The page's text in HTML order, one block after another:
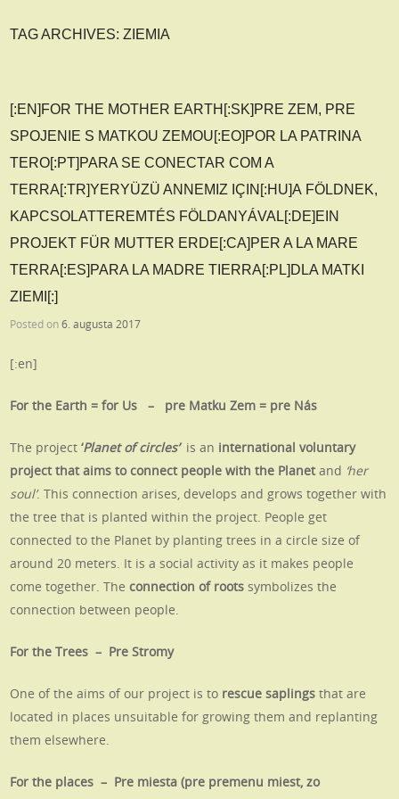
TAG ARCHIVES:ZIEMIA
[:EN]FOR THE MOTHER EARTH[:SK]PRE ZEM, PRE
SPOJENIE S MATKOU ZEMOU[:EO]POR LA PATRINA
TERO[:PT]PARA SE CONECTAR COM A
TERRA[:TR]YERYÜZÜ ANNEMIZ IÇIN[:HU]A FÖLDNEK,
KAPCSOLATTEREMTÉS FÖLDANYÁVAL[:DE]EIN
PROJEKT FÜR MUTTER ERDE[:CA]PER A LA MARE
TERRA[:ES]PARA LA MADRE TIERRA[:PL]DLA MATKI
ZIEMI[:]
Posted on6. augusta 2017
[:en]
For the Earth = for Us – pre Matku Zem = pre Nás
The project‘Planet of circles’ is an international voluntary
project that aims to connect people with the Planet and ‘her
soul’. This connection arises, develops and grows together with
the tree that is planted within the project. People get
connected to the Planet by planting trees in a circle size of
around 20 meters. It is a social activity as it makes people
come together. Theconnection of roots symbolizes the
connection between people.
For the Trees – Pre Stromy
One of the aims of our project is to rescue saplings that are
located in places unsuitable for growing them and replanting
them elsewhere.
For the places – Pre miesta (pre premenu miest, zo